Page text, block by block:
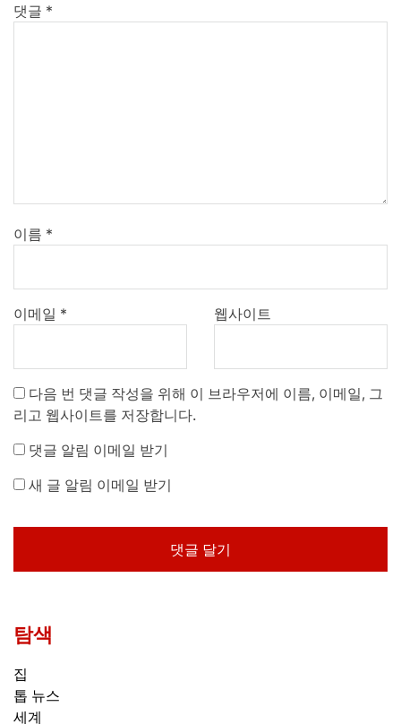
댓글 *
이름 *
이메일 * 웹사이트
다음 번 댓글 작성을 위해 이 브라우저에 이름, 이메일, 그
리고 웹사이트를 저장합니다.
댓글 알림 이메일 받기
새 글 알림 이메일 받기
탐색
집
톱 뉴스
세계